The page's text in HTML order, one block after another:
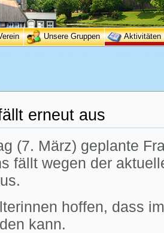
Unsere Gruppen Aktivitäten
erneut aus
(7. März) geplante
fällt wegen der
hoffen, dass
kann.